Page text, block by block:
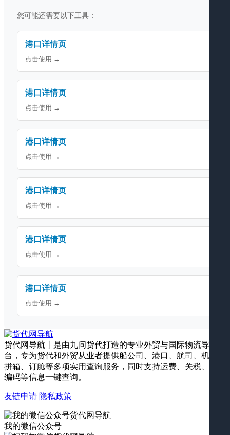
您可能还需要以下工具：
港口详情页
点击使用 →
港口详情页
点击使用 →
港口详情页
点击使用 →
港口详情页
点击使用 →
港口详情页
点击使用 →
港口详情页
点击使用 →
货代网导航丨是由九问货代打造的专业外贸与国际物流导航平
台，专为货代和外贸从业者提供船公司、港口、航司、机场、
拼箱、订舱等多项实用查询服务，同时支持运费、关税、海关
编码等信息一键查询。
友链申请 隐私政策
我的微信公众号